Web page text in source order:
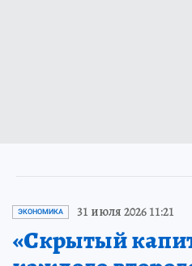
ЭКОНОМИКА 31 июля 2026 11:21
«Скрытый